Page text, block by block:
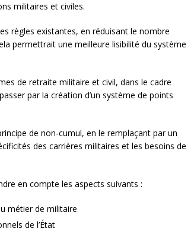
militaires et civiles.
règles existantes, en réduisant le nombre
permettrait une meilleure lisibilité du système
de retraite militaire et civil, dans le cadre
par la création d’un système de points
de non-cumul, en le remplaçant par un
des carrières militaires et les besoins de
en compte les aspects suivants :
métier de militaire
de l’État